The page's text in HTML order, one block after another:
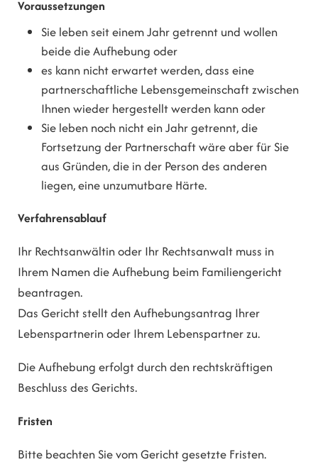
Voraussetzungen
Sie leben seit einem Jahr getrennt und wollen
beide die Aufhebung oder
es kann nicht erwartet werden, dass eine
partnerschaftliche Lebensgemeinschaft zwischen
Ihnen wieder hergestellt werden kann oder
Sie leben noch nicht ein Jahr getrennt, die
Fortsetzung der Partnerschaft wäre aber für Sie
aus Gründen, die in der Person des anderen
liegen, eine unzumutbare Härte.
Verfahrensablauf
Ihr Rechtsanwältin oder Ihr Rechtsanwalt muss in
Ihrem Namen die Aufhebung beim Familiengericht
beantragen.
Das Gericht stellt den Aufhebungsantrag Ihrer
Lebenspartnerin oder Ihrem Lebenspartner zu.
Die Aufhebung erfolgt durch den rechtskräftigen
Beschluss des Gerichts.
Fristen
Bitte beachten Sie vom Gericht gesetzte Fristen.